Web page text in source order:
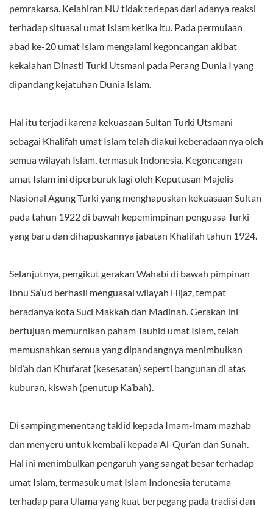
pemrakarsa. Kelahiran NU tidak terlepas dari adanya reaksi
terhadap situasai umat Islam ketika itu. Pada permulaan
abad ke-20 umat Islam mengalami kegoncangan akibat
kekalahan Dinasti Turki Utsmani pada Perang Dunia I yang
dipandang kejatuhan Dunia Islam.
Hal itu terjadi karena kekuasaan Sultan Turki Utsmani
sebagai Khalifah umat Islam telah diakui keberadaannya oleh
semua wilayah Islam, termasuk Indonesia. Kegoncangan
umat Islam ini diperburuk lagi oleh Keputusan Majelis
Nasional Agung Turki yang menghapuskan kekuasaan Sultan
pada tahun 1922 di bawah kepemimpinan penguasa Turki
yang baru dan dihapuskannya jabatan Khalifah tahun 1924.
Selanjutnya, pengikut gerakan Wahabi di bawah pimpinan
Ibnu Sa’ud berhasil menguasai wilayah Hijaz, tempat
beradanya kota Suci Makkah dan Madinah. Gerakan ini
bertujuan memurnikan paham Tauhid umat Islam, telah
memusnahkan semua yang dipandangnya menimbulkan
bid’ah dan Khufarat (kesesatan) seperti bangunan di atas
kuburan, kiswah (penutup Ka’bah).
Di samping menentang taklid kepada Imam-Imam mazhab
dan menyeru untuk kembali kepada Al-Qur’an dan Sunah.
Hal ini menimbulkan pengaruh yang sangat besar terhadap
umat Islam, termasuk umat Islam Indonesia terutama
terhadap para Ulama yang kuat berpegang pada tradisi dan